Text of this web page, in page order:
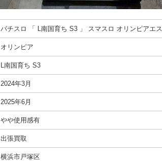
パチスロ 「 L南国育ち S3 」 スマスロ オリンピアエ
オリンピア
L南国育ち S3
2024年3月
2025年6月
やや使用感有
出張買取
横浜市戸塚区